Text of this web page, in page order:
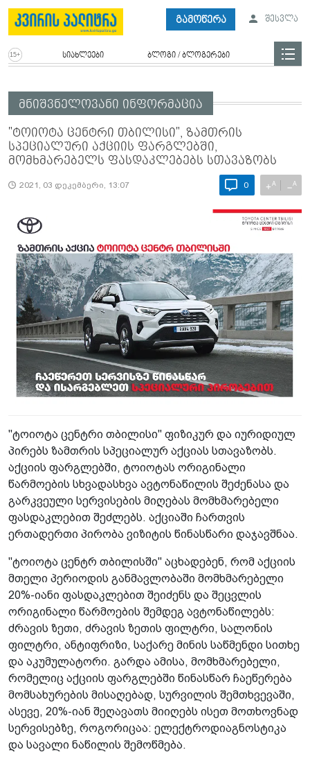
გამოწერა შესვლა
სიახლეები ბლოგი / ბლოგერები
მნიშვნელოვანი ინფორმაცია
"ტოიოტა ცენტრი თბილისი", ზამთრის
სპეციალური აქციის ფარგლებში,
მომხმარებელს ფასდაკლებებს სთავაზობს
2021, 03 დეკემბერი, 13:07 0 +A −A
"ტოიოტა ცენტრი თბილისი" ფიზიკურ და იურიდიულ
პირებს ზამთრის სპეციალურ აქციას სთავაზობს.
აქციის ფარგლებში, ტოიოტას ორიგინალი
წარმოების სხვადასხვა ავტონაწილის შეძენასა და
გარკვეული სერვისების მიღებას მომხმარებელი
ფასდაკლებით შეძლებს. აქციაში ჩართვის
ერთადერთი პირობა ვიზიტის წინასწარი დაჯავშნაა.
"ტოიოტა ცენტრ თბილისში" აცხადებენ, რომ აქციის
მთელი პერიოდის განმავლობაში მომხმარებელი
20%-იანი ფასდაკლებით შეიძენს და შეცვლის
ორიგინალი წარმოების შემდეგ ავტონაწილებს:
ძრავის ზეთი, ძრავის ზეთის ფილტრი, სალონის
ფილტრი, ანტიფრიზი, საქარე მინის საწმენდი სითხე
და აკუმულატორი. გარდა ამისა, მომხმარებელი,
რომელიც აქციის ფარგლებში წინასწარ ჩაეწერება
მომსახურების მისაღებად, სურვილის შემთხვევაში,
ასევე, 20%-იან შეღავათს მიიღებს ისეთ მოთხოვნად
სერვისებზე, როგორიცაა: ელექტროდიაგნოსტიკა
და სავალი ნაწილის შემოწმება.